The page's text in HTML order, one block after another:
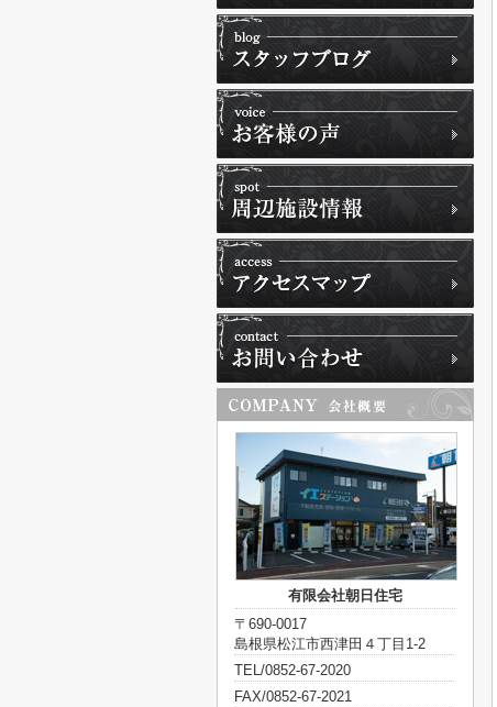
有限会社朝日住宅
〒690-0017
島根県松江市西津田４丁目1-2
TEL/0852-67-2020
FAX/0852-67-2021